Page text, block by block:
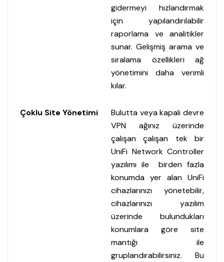
gidermeyi hızlandırmak
için yapılandırılabilir
raporlama ve analitikler
sunar. Gelişmiş arama ve
sıralama özellikleri ağ
yönetimini daha verimli
kılar.
Çoklu Site Yönetimi
Bulutta veya kapalı devre
VPN ağınız üzerinde
çalışan çalışan tek bir
UniFi Network Controller
yazılımı ile birden fazla
konumda yer alan UniFi
cihazlarınızı yönetebilir,
cihazlarınızı yazılım
üzerinde bulundukları
konumlara göre site
mantığı ile
gruplandırabilirsiniz. Bu